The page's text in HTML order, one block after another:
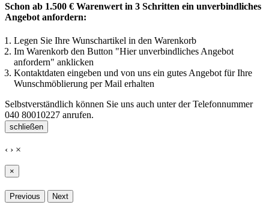
Schon ab 1.500 € Warenwert in 3 Schritten ein unverbindliches
Angebot anfordern:
Legen Sie Ihre Wunschartikel in den Warenkorb
Im Warenkorb den Button "Hier unverbindliches Angebot
anfordern" anklicken
Kontaktdaten eingeben und von uns ein gutes Angebot für Ihre
Wunschmöblierung per Mail erhalten
Selbstverständlich können Sie uns auch unter der Telefonnummer
040 80010227 anrufen.
schließen
‹ › ×
×
Previous Next